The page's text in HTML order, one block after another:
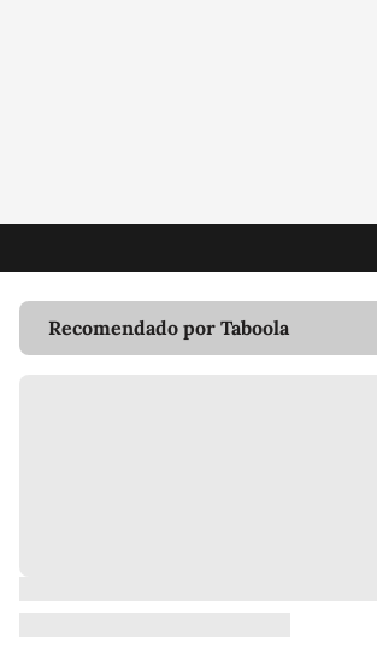
Recomendado por Taboola